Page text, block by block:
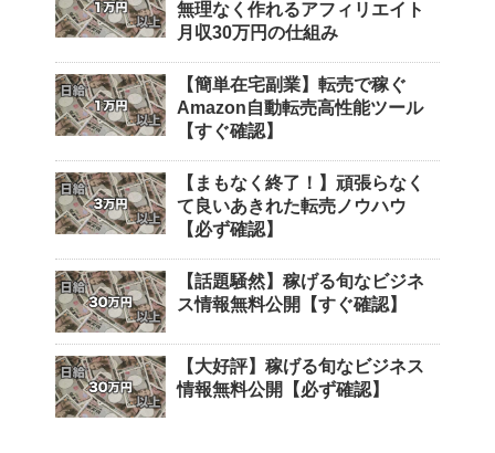
無理なく作れるアフィリエイト
月収30万円の仕組み
【簡単在宅副業】転売で稼ぐ
Amazon自動転売高性能ツール
【すぐ確認】
【まもなく終了！】頑張らなく
て良いあきれた転売ノウハウ
【必ず確認】
【話題騒然】稼げる旬なビジネ
ス情報無料公開【すぐ確認】
【大好評】稼げる旬なビジネス
情報無料公開【必ず確認】